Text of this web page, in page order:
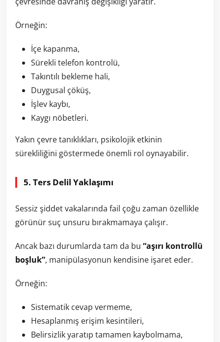
Örneğin:
İçe kapanma,
Sürekli telefon kontrolü,
Takıntılı bekleme hali,
Duygusal çöküş,
İşlev kaybı,
Kaygı nöbetleri.
Yakın çevre tanıklıkları, psikolojik etkinin
sürekliliğini göstermede önemli rol oynayabilir.
5. Ters Delil Yaklaşımı
Sessiz şiddet vakalarında fail çoğu zaman özellikle
görünür suç unsuru bırakmamaya çalışır.
Ancak bazı durumlarda tam da bu “aşırı kontrollü
boşluk”, manipülasyonun kendisine işaret eder.
Örneğin:
Sistematik cevap vermeme,
Hesaplanmış erişim kesintileri,
Belirsizlik yaratıp tamamen kaybolmama,